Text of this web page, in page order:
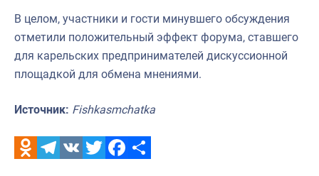
В целом, участники и гости минувшего обсуждения
отметили положительный эффект форума, ставшего
для карельских предпринимателей дискуссионной
площадкой для обмена мнениями.
Источник: Fishkasmchatka